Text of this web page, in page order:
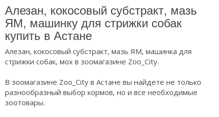
Алезан, кокосовый субстракт, мазь
ЯМ, машинку для стрижки собак
купить в Астане
Алезан, кокосовый субстракт, мазь ЯМ, машинка для
стрижки собак, мох в зоомагазине Zoo_City.
В зоомагазине Zoo_City в Астане вы найдете не только
разнообразный выбор кормов, но и все необходимые
зоотовары.